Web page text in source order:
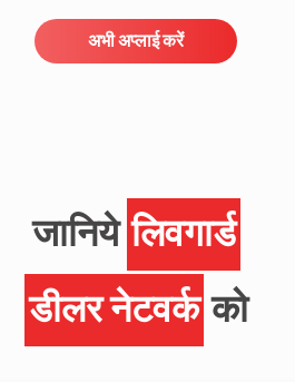
अभी अप्लाई करें
जानियेलिवगार्ड
डीलर नेटवर्क को